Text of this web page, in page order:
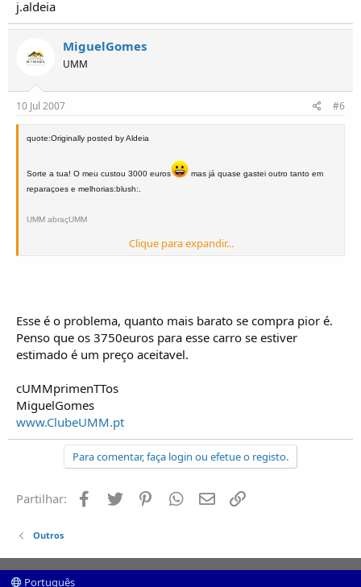
j.aldeia
MiguelGomes
UMM
10 Jul 2007 #6
quote:Originally posted by Aldeia
Sorte a tua! O meu custou 3000 euros
mas já quase gastei outro tanto em
reparaçoes e melhorias:blush:.
UMM abraçUMM
Clique para expandir...
Esse é o problema, quanto mais barato se compra pior é.
Penso que os 3750euros para esse carro se estiver
estimado é um preço aceitavel.
cUMMprimenTTos
MiguelGomes
www.ClubeUMM.pt
Para comentar, faça login ou efetue o registo.
Partilhar: Facebook
Twitter PinterestWhatsapp
Email
Outros
Português